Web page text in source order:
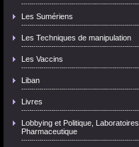
Les Sumériens
Les Techniques de manipulation
Les Vaccins
Liban
Livres
Lobbying et Politique, Laboratoires
Pharmaceutique